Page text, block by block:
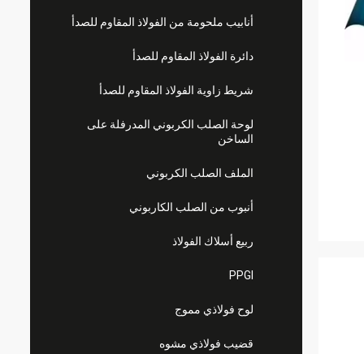
أنابيب ملحومة من الفولاذ المقاوم للصدأ
دائرة الفولاذ المقاوم للصدأ
شريط زاوية الفولاذ المقاوم للصدأ
لوحة الصلب الكربوني المدرفلة على
الساخن
الملف الصلب الكربوني
أنبوب من الصلب الكاربوني
ربيع أسلاك الفولاذ
PPGI
لوح فولاذي مموج
قضيب فولاذي مشوه